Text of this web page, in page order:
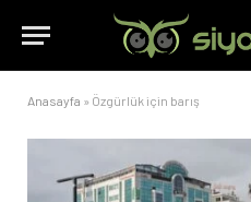
Anasayfa » Özgürlük için barış